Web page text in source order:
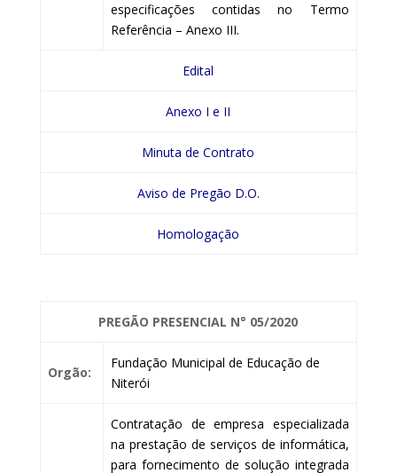
especificações contidas no Termo
Referência – Anexo III.
Edital
Anexo I e II
Minuta de Contrato
Aviso de Pregão D.O.
Homologação
PREGÃO PRESENCIAL N° 05/2020
Orgão:
Fundação Municipal de Educação de
Niterói
Contratação de empresa especializada
na prestação de serviços de informática,
para fornecimento de solução integrada